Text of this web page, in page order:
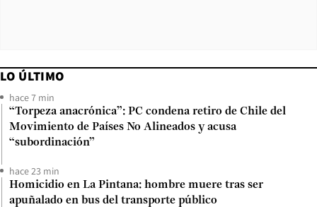
LO ÚLTIMO
hace 7 min
“Torpeza anacrónica”: PC condena retiro de Chile del
Movimiento de Países No Alineados y acusa
“subordinación”
hace 23 min
Homicidio en La Pintana: hombre muere tras ser
apuñalado en bus del transporte público